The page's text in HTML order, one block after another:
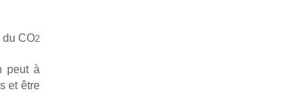
du CO2
peut à
et être